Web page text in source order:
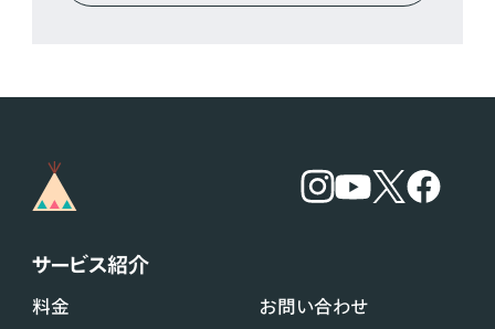
サービス紹介
料金
お問い合わせ